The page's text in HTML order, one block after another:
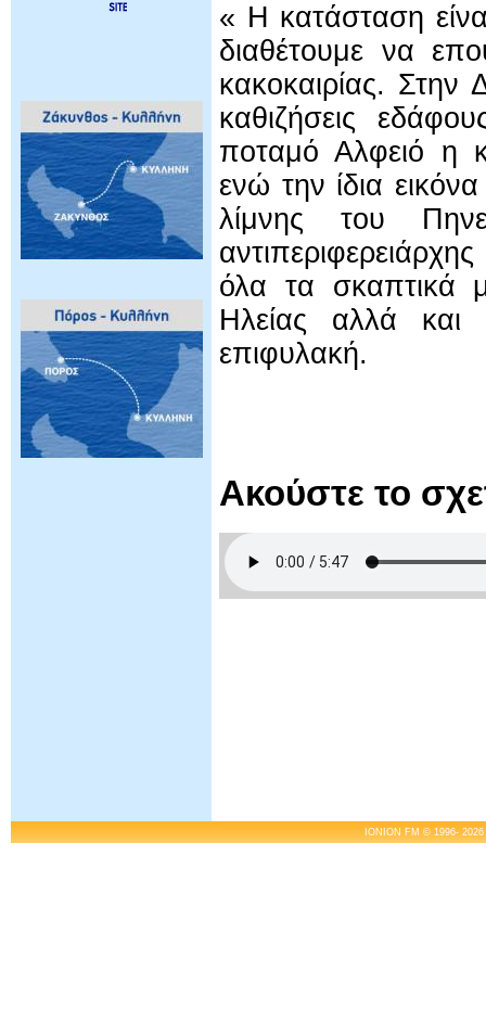
« Η κατάσταση
διαθέτουμε να
κακοκαιρίας. Στην
καθιζήσεις
ποταμό Αλφειό η
ενώ την ίδια
λίμνης του
όλα τα σκαπτικά
Ηλείας αλλά και
επιφυλακή.
Ακούστε το
IONION FM © 1996-